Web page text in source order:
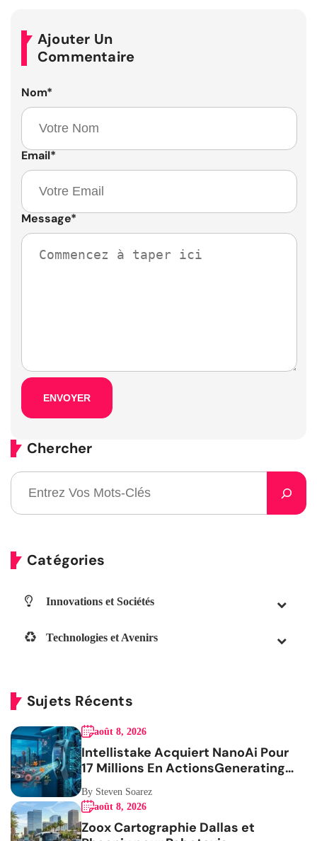
Ajouter Un
Commentaire
Nom*
Email*
Message*
Chercher
Catégories
Innovations et Sociétés
Technologies et Avenirs
Sujets Récents
août 8, 2026
Intellistake Acquiert NanoAi Pour
17 Millions En ActionsGenerating
the French blog article
By Steven Soarez
août 8, 2026
Zoox Cartographie Dallas et